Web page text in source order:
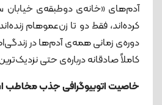
آدم‌های «خانه‌ی دوطبقه‌ی خیابان
کرده‌اند، فقط دو تا زن‌عموهام
دوره‌ی زمانی همه‌ی آدم‌ها در
کاملاً صادقانه درباره‌ی حتی
خاصیت اتوبیوگرافی جذب مخاطب